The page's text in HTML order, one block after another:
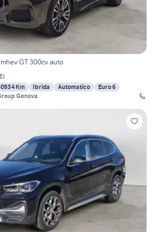
GT 300cv auto
)
Km Ibrida Automatico
Euro 6
Genova